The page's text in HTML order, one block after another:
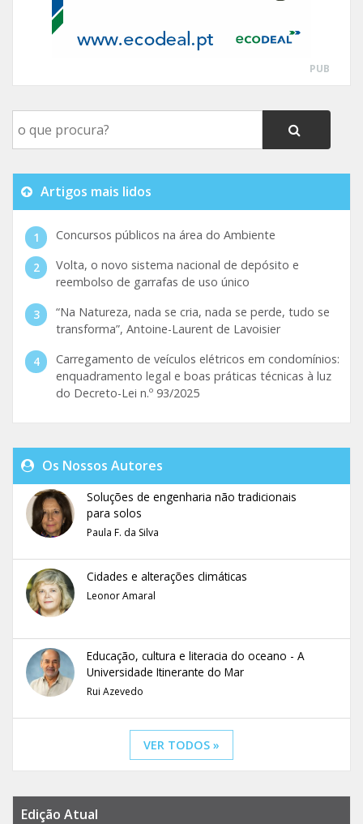
PUB
Artigos mais lidos
Concursos públicos na área do Ambiente
Volta, o novo sistema nacional de depósito e
reembolso de garrafas de uso único
“Na Natureza, nada se cria, nada se perde, tudo se
transforma”, Antoine-Laurent de Lavoisier
Carregamento de veículos elétricos em condomínios:
enquadramento legal e boas práticas técnicas à luz
do Decreto-Lei n.º 93/2025
Os Nossos Autores
Soluções de engenharia não tradicionais
para solos
Paula F. da Silva
Cidades e alterações climáticas
Leonor Amaral
Educação, cultura e literacia do oceano - A
Universidade Itinerante do Mar
Rui Azevedo
VER TODOS »
Edição Atual